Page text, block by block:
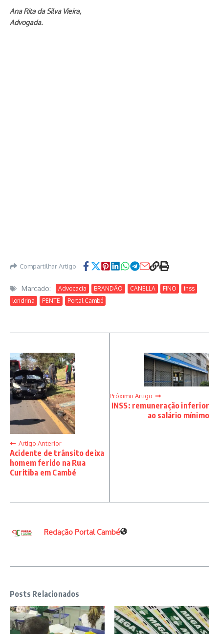
Ana Rita da Silva Vieira,
Advogada.
Compartilhar Artigo
Marcado: Advocacia BRANDÃO CANELLA FINO
inss
londrina
PENTE Portal Cambé
Artigo Anterior
Acidente de trânsito deixa
homem ferido na Rua
Curitiba em Cambé
Próximo Artigo
INSS: remuneração inferior
ao salário mínimo
Redação Portal Cambé
Posts Relacionados